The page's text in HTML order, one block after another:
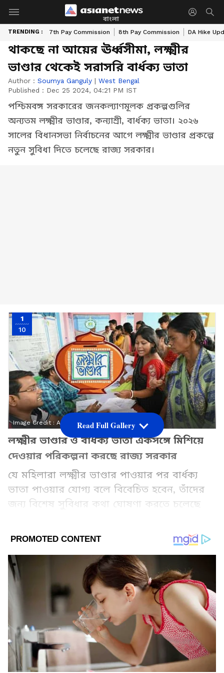
বাংলা
TRENDING : 7th Pay Commission 8th Pay Commission DA Hike
থাকছে না আয়ের ঊর্ধ্বসীমা, লক্ষ্মীর
ভাণ্ডার থেকেই সরাসরি বার্ধক্য ভাতা
Author : Soumya Ganguly | West Bengal
Published : Dec 25 2024, 04:21 PM IST
পশ্চিমবঙ্গ সরকারের জনকল্যাণমূলক প্রকল্পগুলির
অন্যতম লক্ষ্মীর ভাণ্ডার, কন্যাশ্রী, বার্ধক্য ভাতা। ২০২৬
সালের বিধানসভা নির্বাচনের আগে লক্ষ্মীর ভাণ্ডার প্রকল্পে
নতুন সুবিধা দিতে চলেছে রাজ্য সরকার।
1
10
Image Credit : Asianet News
লক্ষ্মীর ভাণ্ডার ও বার্ধক্য ভাতা একসঙ্গে মিশিয়ে
দেওয়ার পরিকল্পনা করছে রাজ্য সরকার
যে মহিলারা লক্ষ্মীর ভাণ্ডার পাওয়ার পর বার্ধক্য
ভাতা পাওয়ার যোগ্য বলে বিবেচিত হবেন, তাঁদের
জন্য বিশেষ সুবিধার কথা ঘোষণা করতে চলেছে
Read Full Gallery